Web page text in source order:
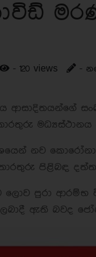
මරණ
- 120 views -
මධ්‍යස්ථානය
නව
පිළිබඳ
ලොව පුරා
ලබාදී ඇති